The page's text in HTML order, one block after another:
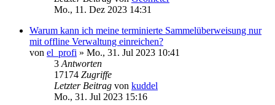
Mo., 11. Dez 2023 14:31
Warum kann ich meine terminierte Sammelüberweisung nur
mit offline Verwaltung einreichen?
von el_profi » Mo., 31. Jul 2023 10:41
3 Antworten
17174 Zugriffe
Letzter Beitrag von kuddel
Mo., 31. Jul 2023 15:16